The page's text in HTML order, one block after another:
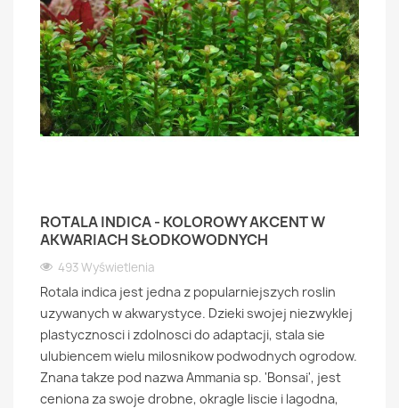
ROTALA INDICA - KOLOROWY AKCENT W
AKWARIACH SŁODKOWODNYCH
493 Wyświetlenia
Rotala indica jest jedna z popularniejszych roslin
uzywanych w akwarystyce. Dzieki swojej niezwyklej
plastycznosci i zdolnosci do adaptacji, stala sie
ulubiencem wielu milosnikow podwodnych ogrodow.
Znana takze pod nazwa Ammania sp. 'Bonsai', jest
ceniona za swoje drobne, okragle liscie i lagodna,